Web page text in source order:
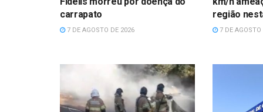
carrapato
7 DE AGOSTO DE 2026
região
7 DE AGOSTO